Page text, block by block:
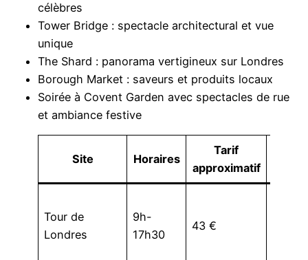
célèbres
Tower Bridge : spectacle architectural et vue
unique
The Shard : panorama vertigineux sur Londres
Borough Market : saveurs et produits locaux
Soirée à Covent Garden avec spectacles de rue
et ambiance festive
Site Horaires
Tarif
approximatif
Tour de
Londres
9h-
17h30
43 €